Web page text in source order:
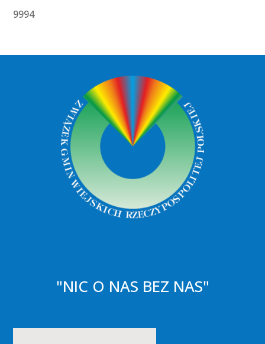
9994
"NIC O NAS BEZ NAS"